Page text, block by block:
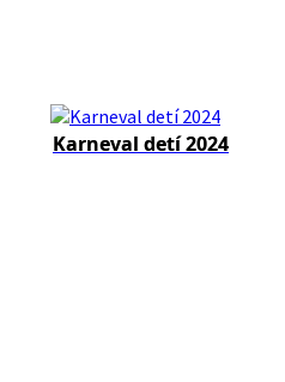
Karneval detí 2024